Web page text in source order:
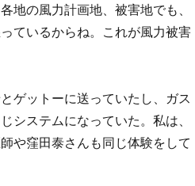
地の風力計画地、被害地でも、
ているからね。これが風力被害
ゲットーに送っていたし、ガス
システムになっていた。私は、
や窪田泰さんも同じ体験をして